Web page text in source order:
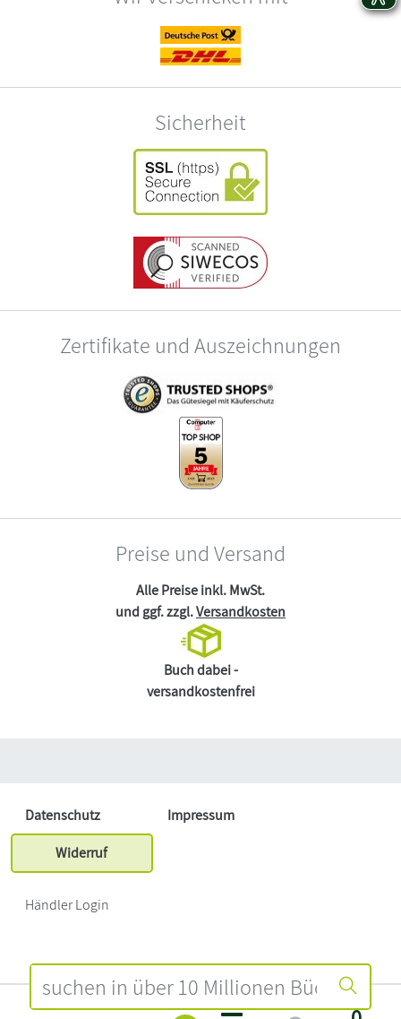
Sicherheit
Zertifikate und Auszeichnungen
Preise und Versand
Alle Preise inkl. MwSt.
und ggf. zzgl.Versandkosten
Buch dabei -
versandkostenfrei
Datenschutz
Impressum
Widerruf
Händler Login